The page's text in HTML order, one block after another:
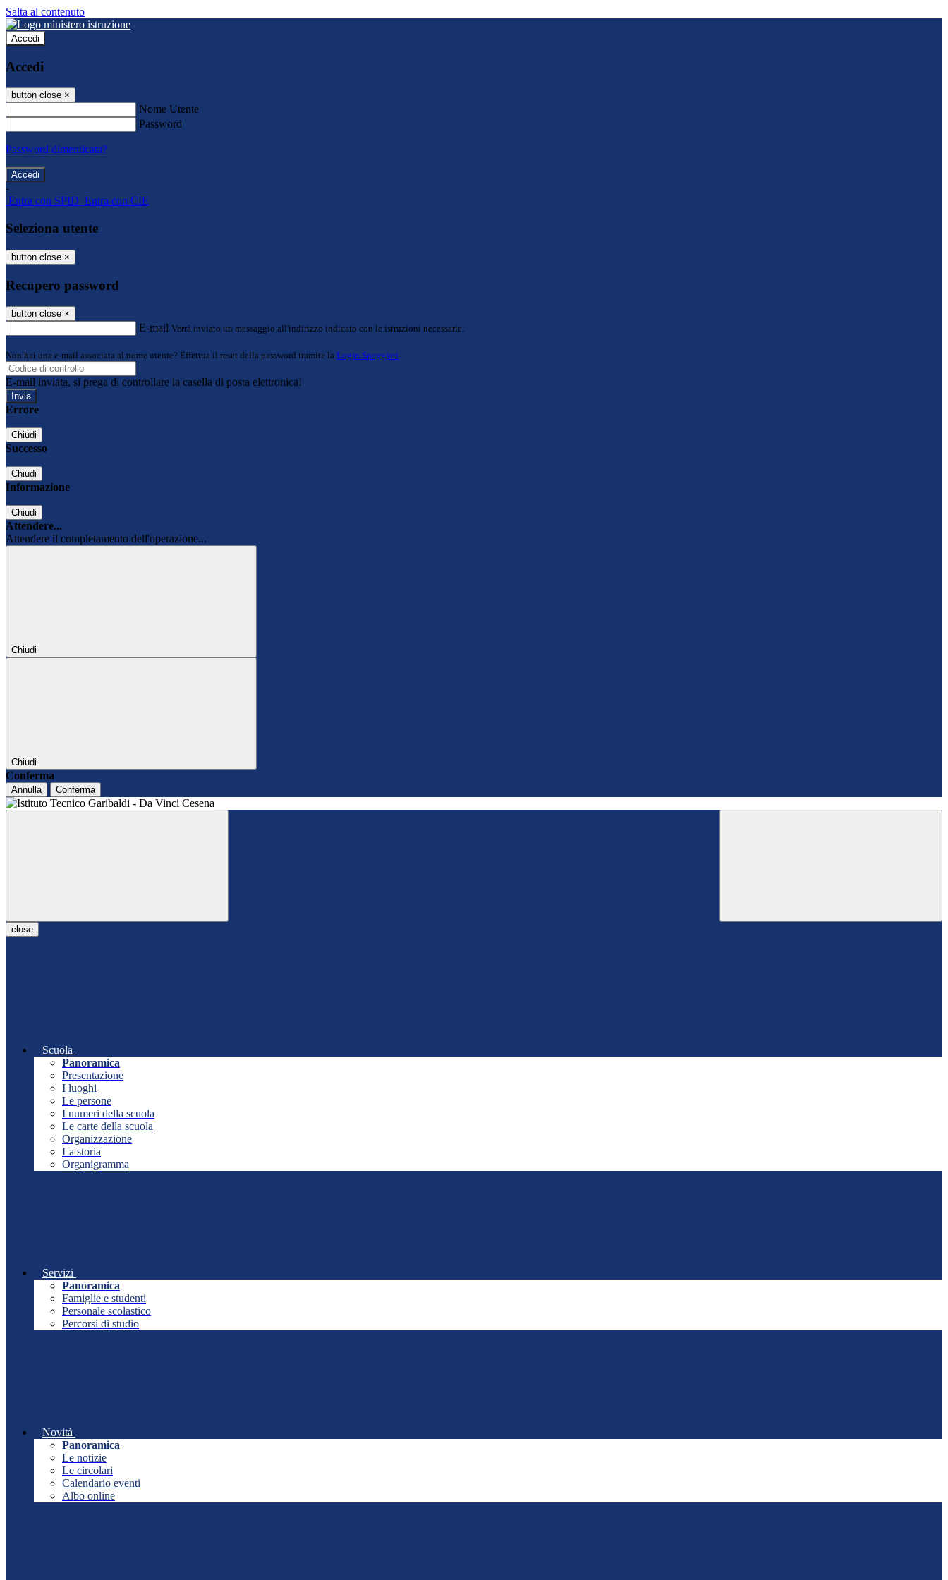
Salta al contenuto
Accedi
Accedi
button close ×
Nome Utente
Password
Password dimenticata?
-
Entra con SPID Entra con CIE
Seleziona utente
button close ×
Recupero password
button close ×
E-mail Verrà inviato un messaggio all'indirizzo indicato con le istruzioni necessarie.
Non hai una e-mail associata al nome utente? Effettua il reset della password tramite la Login Spaggiari
E-mail inviata, si prega di controllare la casella di posta elettronica!
Errore
Chiudi
Successo
Chiudi
Informazione
Chiudi
Attendere...
Attendere il completamento dell'operazione...
Chiudi
Chiudi
Conferma
Annulla Conferma
close
Scuola
Panoramica
Presentazione
I luoghi
Le persone
I numeri della scuola
Le carte della scuola
Organizzazione
La storia
Organigramma
Servizi
Panoramica
Famiglie e studenti
Personale scolastico
Percorsi di studio
Novità
Panoramica
Le notizie
Le circolari
Calendario eventi
Albo online